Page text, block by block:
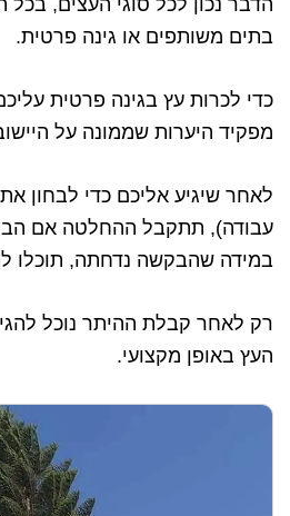
בתים משותפים או גינה פרטית.
כדי לכרות עץ בגינה פרטית
מפקיד היערות שממונה על
עבודה), תתקבל ההחלטה אם
במידה שהבקשה נדחתה, תוכלו
רק לאחר קבלת ההיתר נוכל
העץ באופן מקצועי.